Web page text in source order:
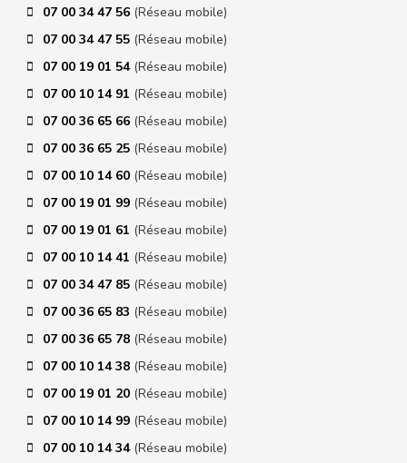
07 00 34 47 56 (Réseau mobile)
07 00 34 47 55 (Réseau mobile)
07 00 19 01 54 (Réseau mobile)
07 00 10 14 91 (Réseau mobile)
07 00 36 65 66 (Réseau mobile)
07 00 36 65 25 (Réseau mobile)
07 00 10 14 60 (Réseau mobile)
07 00 19 01 99 (Réseau mobile)
07 00 19 01 61 (Réseau mobile)
07 00 10 14 41 (Réseau mobile)
07 00 34 47 85 (Réseau mobile)
07 00 36 65 83 (Réseau mobile)
07 00 36 65 78 (Réseau mobile)
07 00 10 14 38 (Réseau mobile)
07 00 19 01 20 (Réseau mobile)
07 00 10 14 99 (Réseau mobile)
07 00 10 14 34 (Réseau mobile)